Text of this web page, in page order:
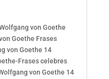
von Goethe
Goethe Frases
von Goethe 14
Frases celebres
von Goethe 14